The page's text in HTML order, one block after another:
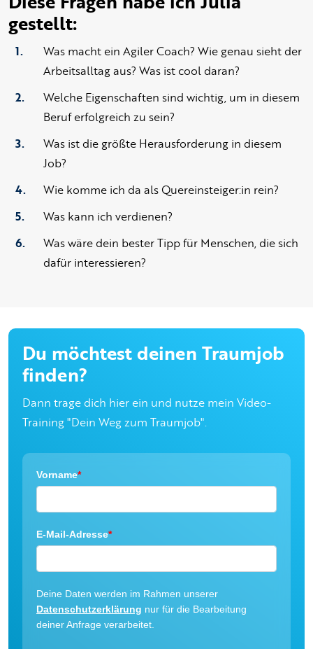
gestellt:
Was macht ein Agiler Coach? Wie genau sieht der
Arbeitsalltag aus? Was ist cool daran?
Welche Eigenschaften sind wichtig, um in diesem
Beruf erfolgreich zu sein?
Was ist die größte Herausforderung in diesem
Job?
Wie komme ich da als Quereinsteiger:in rein?
Was kann ich verdienen?
Was wäre dein bester Tipp für Menschen, die sich
dafür interessieren?
Du möchtest deinen Traumjob
finden?
Dann trage dich hier ein und nutze mein Video-
Training "Dein Weg zum Traumjob".
Vorname*
E-Mail-Adresse*
Deine Daten werden im Rahmen unserer
Datenschutzerklärung nur für die Bearbeitung
deiner Anfrage verarbeitet.